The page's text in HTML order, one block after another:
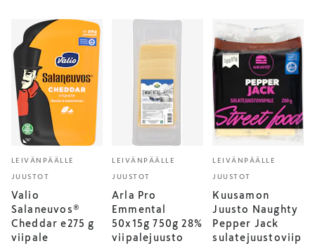
LEIVÄNPÄÄLLE
JUUSTOT
Valio
Salaneuvos®
Cheddar e275 g
viipale
LEIVÄNPÄÄLLE
JUUSTOT
Arla Pro
Emmental
50x15g 750g 28%
viipalejuusto
LEIVÄNPÄÄLLE
JUUSTOT
Kuusamon
Juusto Naughty
Pepper Jack
sulatejuustoviip